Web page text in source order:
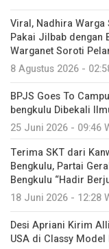
Viral, Nadhira
Pakai Jilbab dengan
Warganet Soroti
8 Agustus 2026 -
BPJS Goes To
bengkulu Dibekali
25 Juni 2026 - 09:46
Terima SKT dari
Bengkulu, Partai
Bengkulu “Hadir
18 Juni 2026 - 12:28
Desi Apriani Kirim
USA di Classy